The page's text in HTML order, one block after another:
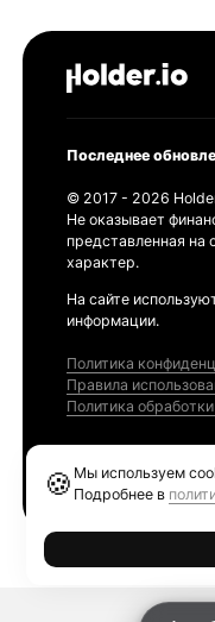
Последнее
© 2017 - 2026
Не оказывает
представленная на
характер.
На сайте
информации.
Политика
Правила
Политика
🍪 Мы используем
Подробнее в
Ethereum GAS